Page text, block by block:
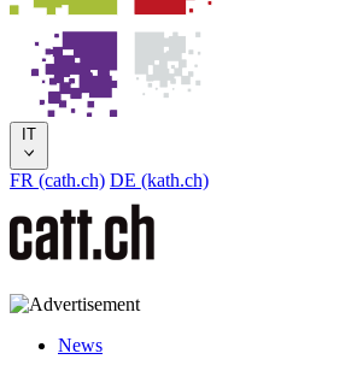
IT
FR (cath.ch) DE (kath.ch)
News